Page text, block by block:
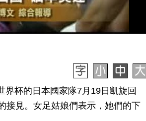
界杯的日本國家隊7月19日凱旋回
接見。女足姑娘們表示，她們的下